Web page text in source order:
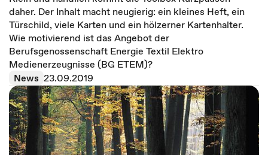
daher. Der Inhalt macht neugierig: ein kleines Heft, ein
Türschild, viele Karten und ein hölzerner Kartenhalter.
Wie motivierend ist das Angebot der
Berufsgenossenschaft Energie Textil Elektro
Medienerzeugnisse (BG ETEM)?
News 23.09.2019